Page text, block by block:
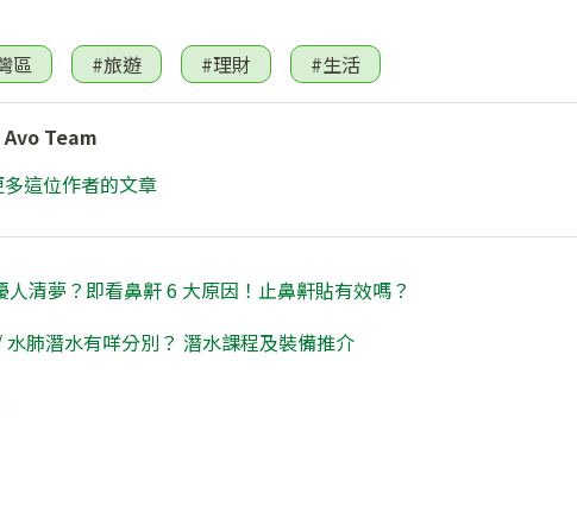
區 #旅遊 #理財 #生活
Avo Team
這位作者的文章
清夢？即看鼻鼾 6 大原因！止鼻鼾貼有效嗎？
肺潛水有咩分別？ 潛水課程及裝備推介